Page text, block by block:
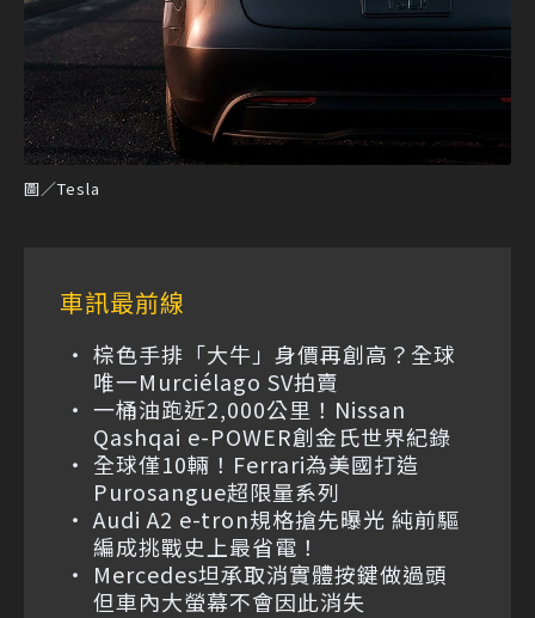
圖／Tesla
車訊最前線
棕色手排「大牛」身價再創高？全球
唯一Murciélago SV拍賣
一桶油跑近2,000公里！Nissan
Qashqai e-POWER創金氏世界紀錄
全球僅10輛！Ferrari為美國打造
Purosangue超限量系列
Audi A2 e-tron規格搶先曝光 純前驅
編成挑戰史上最省電！
Mercedes坦承取消實體按鍵做過頭
但車內大螢幕不會因此消失